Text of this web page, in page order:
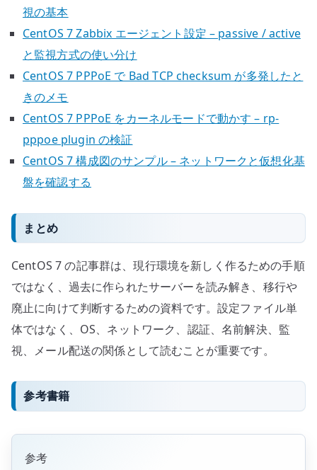
視の基本
CentOS 7 Zabbix エージェント設定 – passive / active
と監視方式の使い分け
CentOS 7 PPPoE で Bad TCP checksum が多発したと
きのメモ
CentOS 7 PPPoE をカーネルモードで動かす – rp-
pppoe plugin の検証
CentOS 7 構成図のサンプル – ネットワークと仮想化基
盤を確認する
まとめ
CentOS 7 の記事群は、現行環境を新しく作るための手順
ではなく、過去に作られたサーバーを読み解き、移行や
廃止に向けて判断するための資料です。設定ファイル単
体ではなく、OS、ネットワーク、認証、名前解決、監
視、メール配送の関係として読むことが重要です。
参考書籍
参考